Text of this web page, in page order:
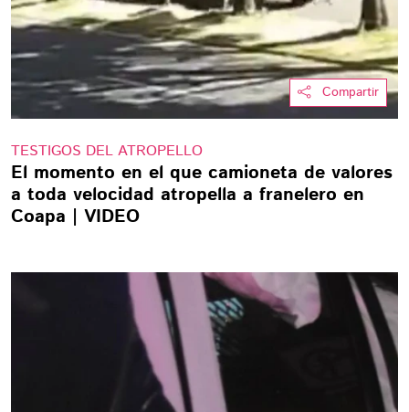
Compartir
TESTIGOS DEL ATROPELLO
El momento en el que camioneta de valores
a toda velocidad atropella a franelero en
Coapa | VIDEO